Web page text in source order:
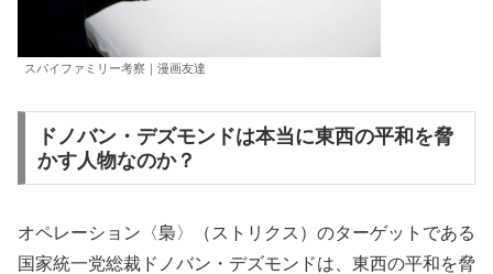
スパイファミリー考察｜漫画友達
ドノバン・デズモンドは本当に東西の平和を脅
かす人物なのか？
オペレーション〈梟〉（ストリクス）のターゲットである
国家統一党総裁ドノバン・デズモンドは、東西の平和を脅